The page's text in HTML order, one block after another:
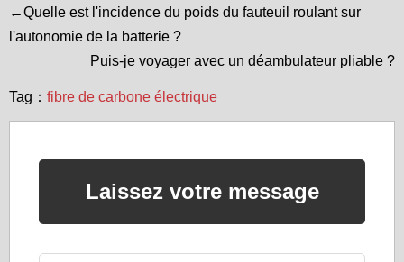
←Quelle est l'incidence du poids du fauteuil roulant sur
l'autonomie de la batterie ?
Puis-je voyager avec un déambulateur pliable ?
Tag： fibre de carbone électrique
Laissez votre message